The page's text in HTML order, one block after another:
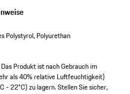
Polystyrol, Polyurethan
Produkt ist nach Gebrauch im
als 40% relative Luftfeuchtigkeit)
- 22°C) zu lagern. Stellen Sie sicher,